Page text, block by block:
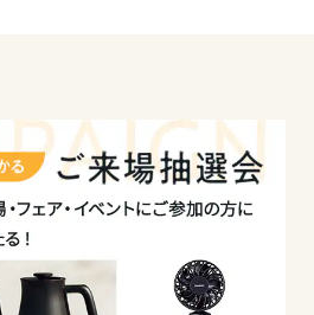
と高断熱設計などによりZEH